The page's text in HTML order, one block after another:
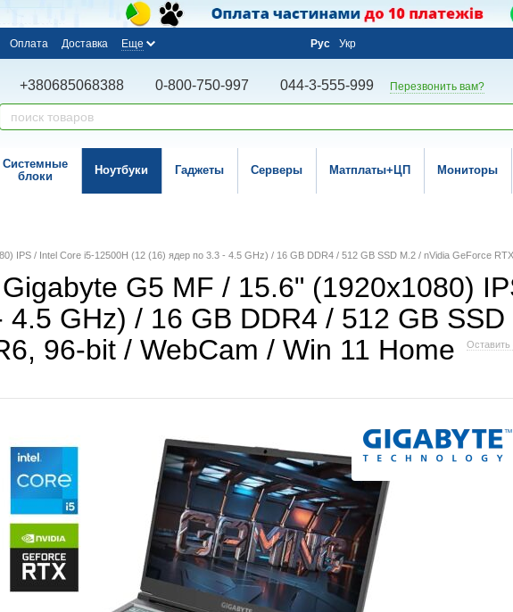
Оплата Доставка Еще Рус Укр
+380685068388 0-800-750-997 044-3-555-999 Перезвонить вам?
Системные
блоки
Ноутбуки Гаджеты Серверы Матплаты+ЦП Мониторы
IPS / Intel Core i5-12500H (12 (16) ядер по 3.3 - 4.5 GHz) / 16 GB DDR4 / 512 GB SSD M.2 / nVidia GeForce
Gigabyte G5 MF / 15.6" (1920x1080)
GHz) / 16 GB DDR4 / 512 GB
96-bit / WebCam / Win 11 Home
Оставить